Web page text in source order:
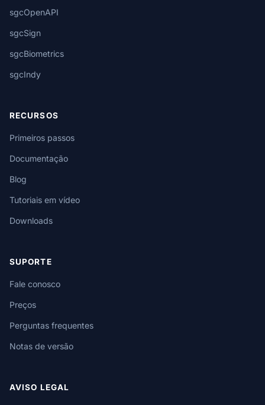
sgcOpenAPI
sgcSign
sgcBiometrics
sgcIndy
RECURSOS
Primeiros passos
Documentação
Blog
Tutoriais em vídeo
Downloads
SUPORTE
Fale conosco
Preços
Perguntas frequentes
Notas de versão
AVISO LEGAL